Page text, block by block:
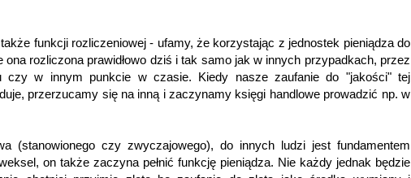
funkcji rozliczeniowej - ufamy, że korzystając z jednostek pieniądza do
ona rozliczona prawidłowo dziś i tak samo jak w innych przypadkach, przez
czy w innym punkcie w czasie. Kiedy nasze zaufanie do "jakości" tej
przerzucamy się na inną i zaczynamy księgi handlowe prowadzić np. w
(stanowionego czy zwyczajowego), do innych ludzi jest fundamentem
on także zaczyna pełnić funkcję pieniądza. Nie każdy jednak będzie